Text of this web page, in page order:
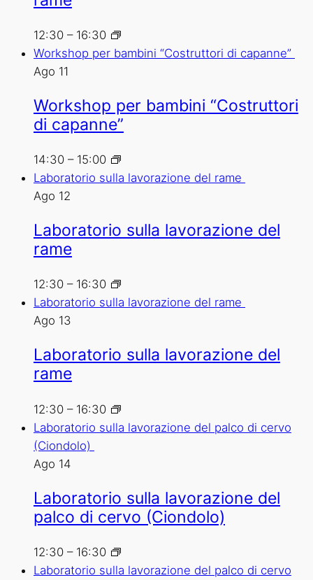
12:30 – 16:30
Workshop per bambini “Costruttori di capanne”
Ago 11
Workshop per bambini “Costruttori
di capanne”
14:30 – 15:00
Laboratorio sulla lavorazione del rame
Ago 12
Laboratorio sulla lavorazione del
rame
12:30 – 16:30
Laboratorio sulla lavorazione del rame
Ago 13
Laboratorio sulla lavorazione del
rame
12:30 – 16:30
Laboratorio sulla lavorazione del palco di cervo
(Ciondolo)
Ago 14
Laboratorio sulla lavorazione del
palco di cervo (Ciondolo)
12:30 – 16:30
Laboratorio sulla lavorazione del palco di cervo